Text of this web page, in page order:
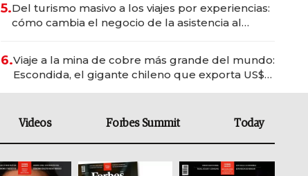
5.Del turismo masivo a los viajes por experiencias:
cómo cambia el negocio de la asistencia al
6.Viaje a la mina de cobre más grande del mundo:
Escondida, el gigante chileno que exporta US$
Videos Forbes Summit Today